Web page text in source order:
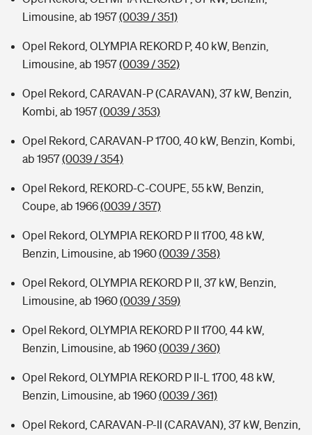
Limousine, ab 1957(0039 / 351)
Opel Rekord, OLYMPIA REKORD P, 40 kW, Benzin,
Limousine, ab 1957(0039 / 352)
Opel Rekord, CARAVAN-P (CARAVAN), 37 kW, Benzin,
Kombi, ab 1957(0039 / 353)
Opel Rekord, CARAVAN-P 1700, 40 kW, Benzin, Kombi,
ab 1957(0039 / 354)
Opel Rekord, REKORD-C-COUPE, 55 kW, Benzin,
Coupe, ab 1966(0039 / 357)
Opel Rekord, OLYMPIA REKORD P II 1700, 48 kW,
Benzin, Limousine, ab 1960(0039 / 358)
Opel Rekord, OLYMPIA REKORD P II, 37 kW, Benzin,
Limousine, ab 1960(0039 / 359)
Opel Rekord, OLYMPIA REKORD P II 1700, 44 kW,
Benzin, Limousine, ab 1960(0039 / 360)
Opel Rekord, OLYMPIA REKORD P II-L 1700, 48 kW,
Benzin, Limousine, ab 1960(0039 / 361)
Opel Rekord, CARAVAN-P-II (CARAVAN), 37 kW, Benzin,